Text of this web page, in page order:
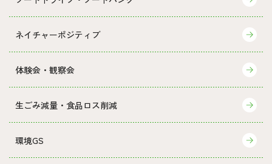
ネイチャーポジティブ
体験会・観察会
生ごみ減量・食品ロス削減
環境GS